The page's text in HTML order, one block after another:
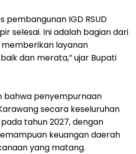
pembangunan IGD RSUD
selesai. Ini adalah bagian dari
layanan
dan merata,” ujar Bupati
bahwa penyempurnaan
secara keseluruhan
tahun 2027, dengan
keuangan daerah
yang matang.